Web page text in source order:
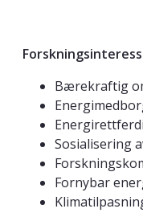
Bærekraftig
Sosialisering
Fornybar